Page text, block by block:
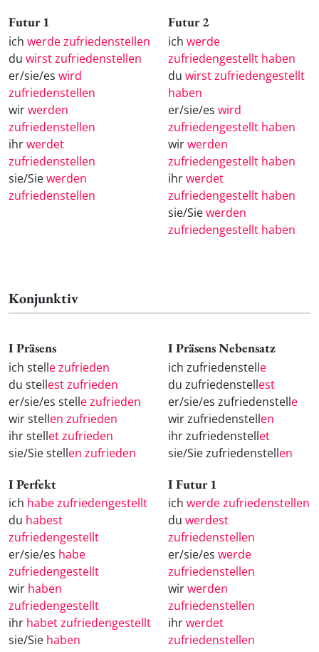
Futur 1
ich werde zufriedenstellen
du wirst zufriedenstellen
er/sie/es wird
zufriedenstellen
wirwerden
zufriedenstellen
ihrwerdet
zufriedenstellen
sie/Siewerden
zufriedenstellen
Futur 2
ich werde
zufriedengestellt haben
du wirst zufriedengestellt
haben
er/sie/es wird
zufriedengestellt haben
wirwerden
zufriedengestellt haben
ihrwerdet
zufriedengestellt haben
sie/Siewerden
zufriedengestellt haben
Konjunktiv
I Präsens
ich stelle zufrieden
du stellest zufrieden
er/sie/es stelle zufrieden
wir stellen zufrieden
ihr stellet zufrieden
sie/Sie stellen zufrieden
I Präsens Nebensatz
ich zufriedenstelle
du zufriedenstellest
er/sie/es zufriedenstelle
wir zufriedenstellen
ihr zufriedenstellet
sie/Sie zufriedenstellen
I Perfekt
ich habe zufriedengestellt
du habest
zufriedengestellt
er/sie/es habe
zufriedengestellt
wir haben
zufriedengestellt
ihr habet zufriedengestellt
sie/Sie haben
I Futur 1
ich werde zufriedenstellen
du werdest
zufriedenstellen
er/sie/es werde
zufriedenstellen
wirwerden
zufriedenstellen
ihrwerdet
zufriedenstellen